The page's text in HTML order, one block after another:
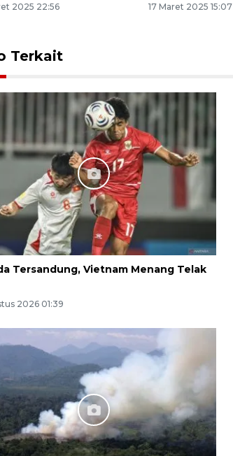
2025 22:56 17 Maret 2025 15:07
Terkait
Tersandung, Vietnam Menang Telak
2026 01:39